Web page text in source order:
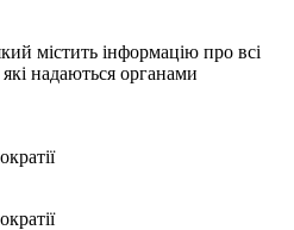
містить інформацію про всі
надаються органами